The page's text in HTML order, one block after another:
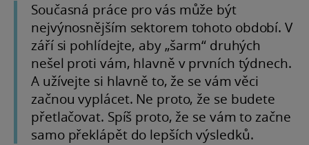
Současná práce pro vás může být
nejvýnosnějším sektorem tohoto období. V
září si pohlídejte, aby „šarm“ druhých
nešel proti vám, hlavně v prvních týdnech.
A užívejte si hlavně to, že se vám věci
začnou vyplácet. Ne proto, že se budete
přetlačovat. Spíš proto, že se vám to začne
samo překlápět do lepších výsledků.